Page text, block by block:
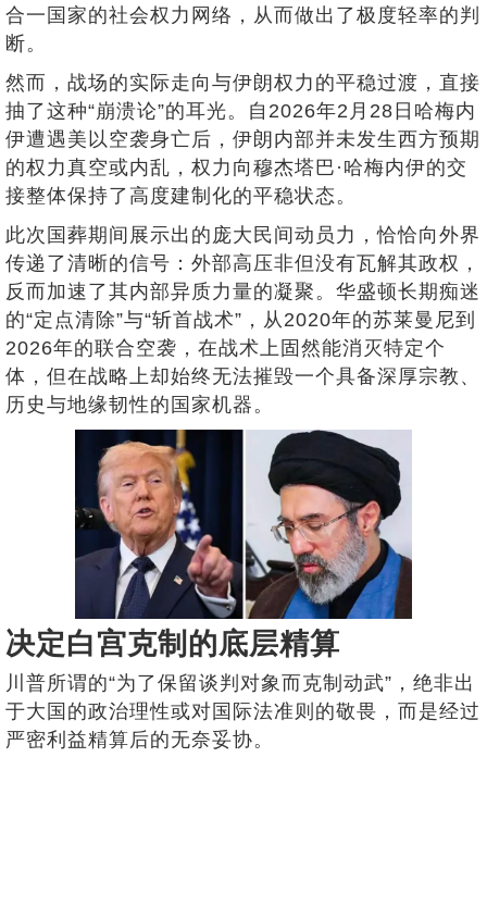
合一国家的社会权力网络，从而做出了极度轻率的判
断。
然而，战场的实际走向与伊朗权力的平稳过渡，直接
抽了这种“崩溃论”的耳光。自2026年2月28日哈梅内
伊遭遇美以空袭身亡后，伊朗内部并未发生西方预期
的权力真空或内乱，权力向穆杰塔巴·哈梅内伊的交
接整体保持了高度建制化的平稳状态。
此次国葬期间展示出的庞大民间动员力，恰恰向外界
传递了清晰的信号：外部高压非但没有瓦解其政权，
反而加速了其内部异质力量的凝聚。华盛顿长期痴迷
的“定点清除”与“斩首战术”，从2020年的苏莱曼尼到
2026年的联合空袭，在战术上固然能消灭特定个
体，但在战略上却始终无法摧毁一个具备深厚宗教、
历史与地缘韧性的国家机器。
决定白宫克制的底层精算
川普所谓的“为了保留谈判对象而克制动武”，绝非出
于大国的政治理性或对国际法准则的敬畏，而是经过
严密利益精算后的无奈妥协。